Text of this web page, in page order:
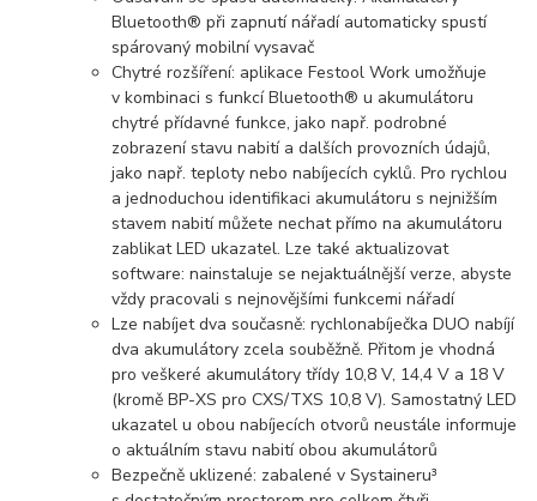
Bluetooth® při zapnutí nářadí automaticky spustí
spárovaný mobilní vysavač
Chytré rozšíření: aplikace Festool Work umožňuje
v kombinaci s funkcí Bluetooth® u akumulátoru
chytré přídavné funkce, jako např. podrobné
zobrazení stavu nabití a dalších provozních údajů,
jako např. teploty nebo nabíjecích cyklů. Pro rychlou
a jednoduchou identifikaci akumulátoru s nejnižším
stavem nabití můžete nechat přímo na akumulátoru
zablikat LED ukazatel. Lze také aktualizovat
software: nainstaluje se nejaktuálnější verze, abyste
vždy pracovali s nejnovějšími funkcemi nářadí
Lze nabíjet dva současně: rychlonabíječka DUO nabíjí
dva akumulátory zcela souběžně. Přitom je vhodná
pro veškeré akumulátory třídy 10,8 V, 14,4 V a 18 V
(kromě BP-XS pro CXS/TXS 10,8 V). Samostatný LED
ukazatel u obou nabíjecích otvorů neustále informuje
o aktuálním stavu nabití obou akumulátorů
Bezpečně uklizené: zabalené v Systaineru³